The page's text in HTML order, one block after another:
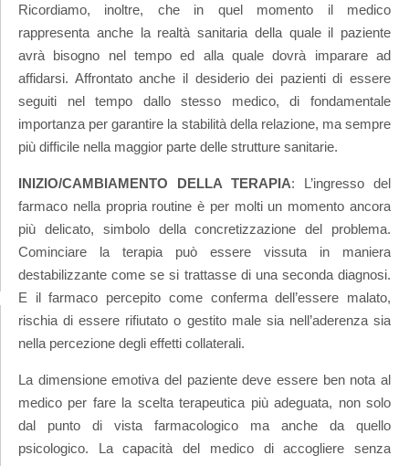
Ricordiamo, inoltre, che in quel momento il medico
rappresenta anche la realtà sanitaria della quale il paziente
avrà bisogno nel tempo ed alla quale dovrà imparare ad
affidarsi. Affrontato anche il desiderio dei pazienti di essere
seguiti nel tempo dallo stesso medico, di fondamentale
importanza per garantire la stabilità della relazione, ma sempre
più difficile nella maggior parte delle strutture sanitarie.
INIZIO/CAMBIAMENTO DELLA TERAPIA: L’ingresso del
farmaco nella propria routine è per molti un momento ancora
più delicato, simbolo della concretizzazione del problema.
Cominciare la terapia può essere vissuta in maniera
destabilizzante come se si trattasse di una seconda diagnosi.
E il farmaco percepito come conferma dell’essere malato,
rischia di essere rifiutato o gestito male sia nell’aderenza sia
nella percezione degli effetti collaterali.
La dimensione emotiva del paziente deve essere ben nota al
medico per fare la scelta terapeutica più adeguata, non solo
dal punto di vista farmacologico ma anche da quello
psicologico. La capacità del medico di accogliere senza